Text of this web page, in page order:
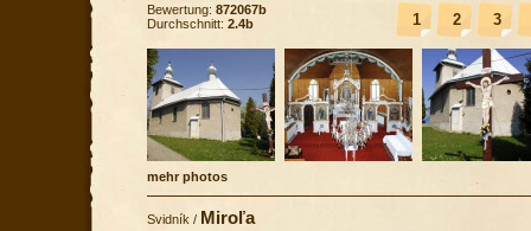
1 2 3
Bewertung: 872067b
Durchschnitt: 2.4b
mehr photos
Svidník / Miroľa